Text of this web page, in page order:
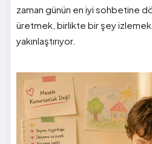
zaman günün en iyi sohbetine
üretmek, birlikte bir şey
yakınlaştırıyor.